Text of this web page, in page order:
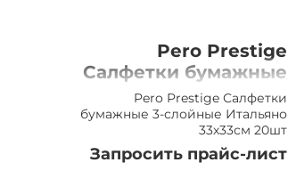
Pero Prestige
Салфетки бумажные
33х33см Итальяно
3сл, 20шт
Pero Prestige Салфетки
бумажные 3-слойные Итальяно
33х33см 20шт
Запросить прайс-лист